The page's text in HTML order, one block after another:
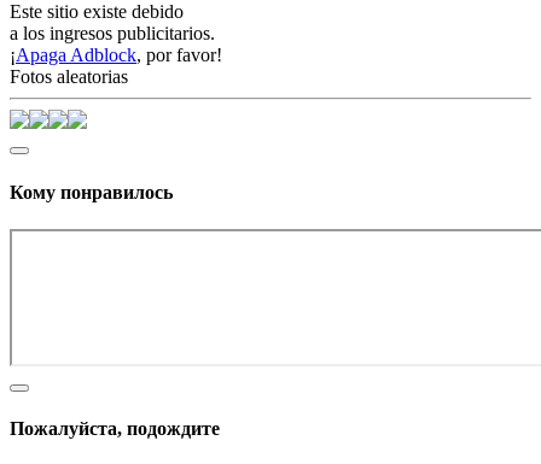
Este sitio existe debido
a los ingresos publicitarios.
¡Apaga Adblock, por favor!
Fotos aleatorias
Кому понравилось
Пожалуйста, подождите